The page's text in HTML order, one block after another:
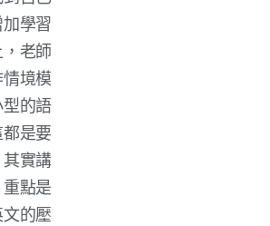
學習
老師
境模
的語
是要
實講
點是
的壓